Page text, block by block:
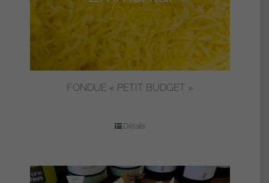
FONDUE « PETIT BUDGET »
Détails